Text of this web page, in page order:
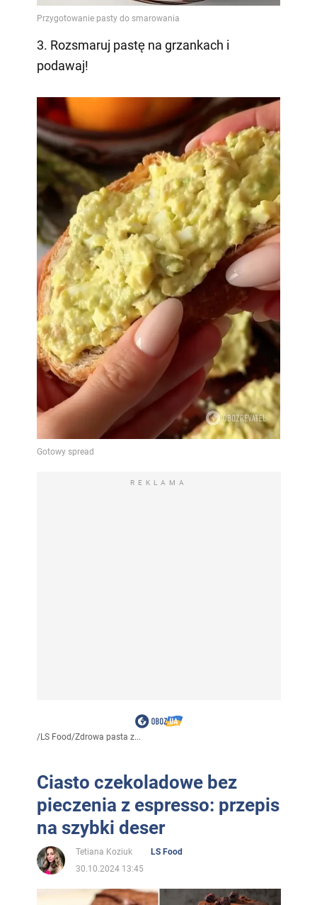
3. Rozsmaruj pastę na grzankach i
podawaj!
REKLAMA
/LS Food/Zdrowa pasta z...
Ciasto czekoladowe bez
pieczenia z espresso: przepis
na szybki deser
Tetiana Koziuk
LS Food
30.10.2024 13:45